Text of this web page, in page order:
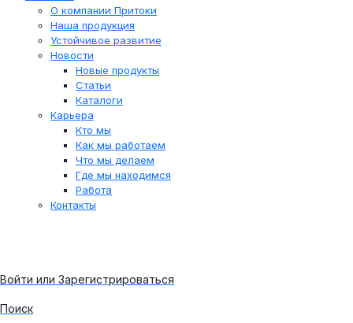
О компании Притоки
Наша продукция
Устойчивое развитие
Новости
Новые продукты
Статьи
Каталоги
Карьера
Кто мы
Как мы работаем
Что мы делаем
Где мы находимся
Работа
Контакты
Войти или Зарегистрироваться
Поиск